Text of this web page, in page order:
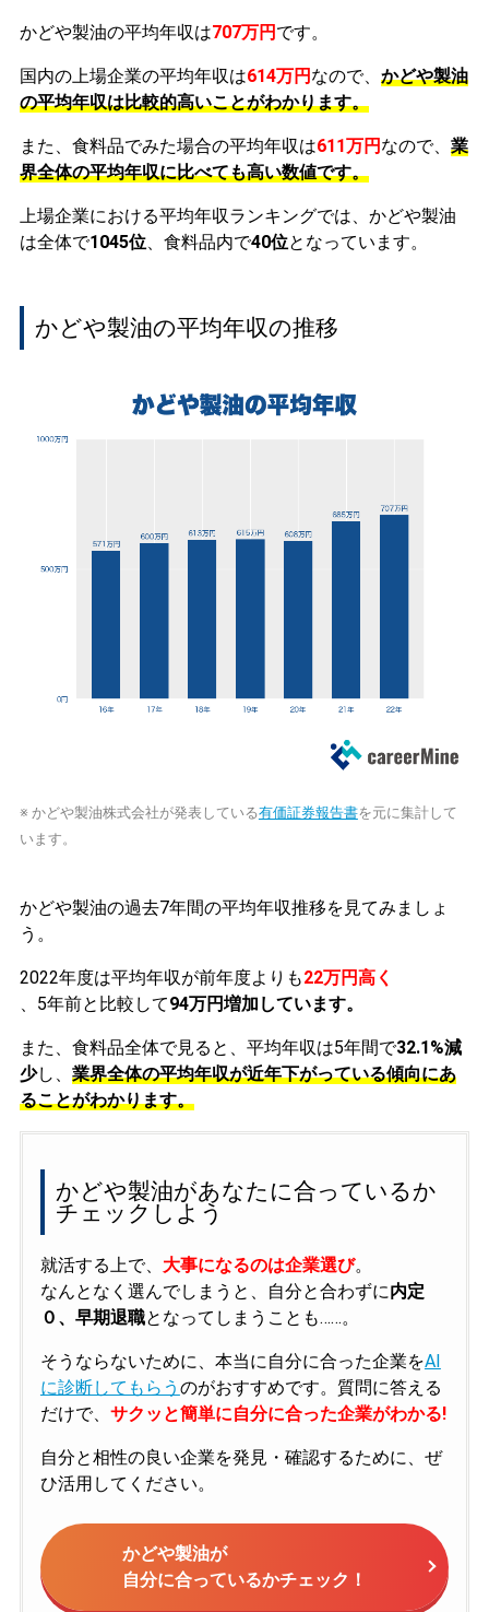
かどや製油の平均年収は707万円 です。
国内の上場企業の平均年収は614万円 なので、 かどや製油
の平均年収は比較的高いことがわかります。
また、食料品でみた場合の平均年収は611万円 なので、 業
界全体の平均年収に比べても高い数値です。
上場企業における平均年収ランキングでは、かどや製油
は全体で1045位、食料品内で40位となっています。
かどや製油の平均年収の推移
※ かどや製油株式会社が発表している有価証券報告書を元に集計して
います。
かどや製油の過去7年間の平均年収推移を見てみましょ
う。
2022年度は平均年収が前年度よりも22万円高く
、5年前と比較して94万円増加しています。
また、食料品全体で見ると、平均年収は5年間で32.1%減
少し、 業界全体の平均年収が近年下がっている傾向にあ
ることがわかります。
かどや製油があなたに合っているか
チェックしよう
就活する上で、 大事になるのは企業選び。
なんとなく選んでしまうと、自分と合わずに内定
０、早期退職となってしまうことも……。
そうならないために、本当に自分に合った企業をAI
に診断してもらう のがおすすめです。質問に答える
だけで、 サクッと簡単に自分に合った企業がわかる!
自分と相性の良い企業を発見・確認するために、ぜ
ひ活用してください。
かどや製油が
自分に合っているかチェック！